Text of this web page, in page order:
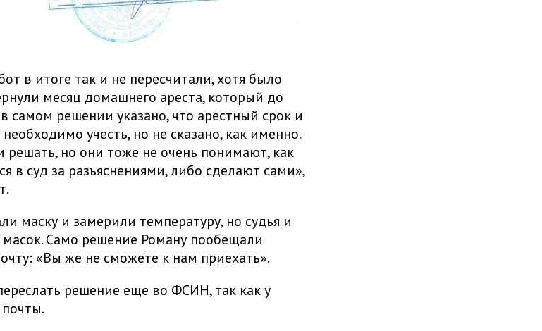
в итоге так и не пересчитали, хотя было
месяц домашнего ареста, который до
самом решении указано, что арестный срок и
учесть, но не сказано, как именно.
но они тоже не очень понимают, как
в суд за разъяснениями, либо сделают сами»,
маску и замерили температуру, но судья и
Само решение Роману пообещали
«Вы же не сможете к нам приехать».
решение еще во ФСИН, так как у